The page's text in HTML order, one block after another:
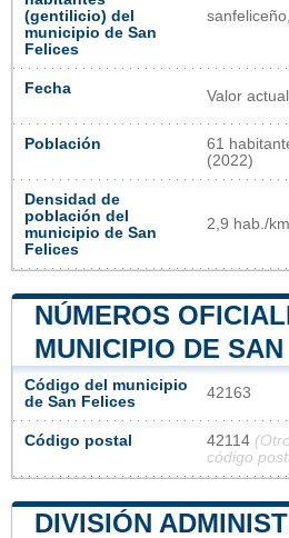
(gentilicio) del
municipio de San
Felices
Fecha Valor actual
Población
61
(2022)
Densidad de
población del
municipio de San
Felices
2,9 hab./
NÚMEROS
MUNICIPIO DE
Código del municipio
de San Felices
42163
Código postal 42114
código
DIVISIÓN